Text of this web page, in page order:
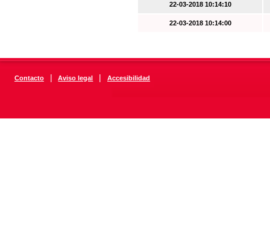
22-03-2018 10:14:10
22-03-2018 10:14:00
Contacto | Aviso legal | Accesibilidad